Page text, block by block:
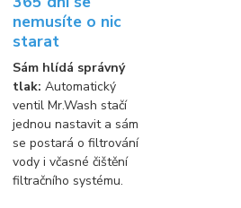
nemusíte o nic
starat
Sám hlídá správný
tlak: Automatický
ventil Mr.Wash stačí
jednou nastavit a sám
se postará o filtrování
vody i včasné čištění
filtračního systému.